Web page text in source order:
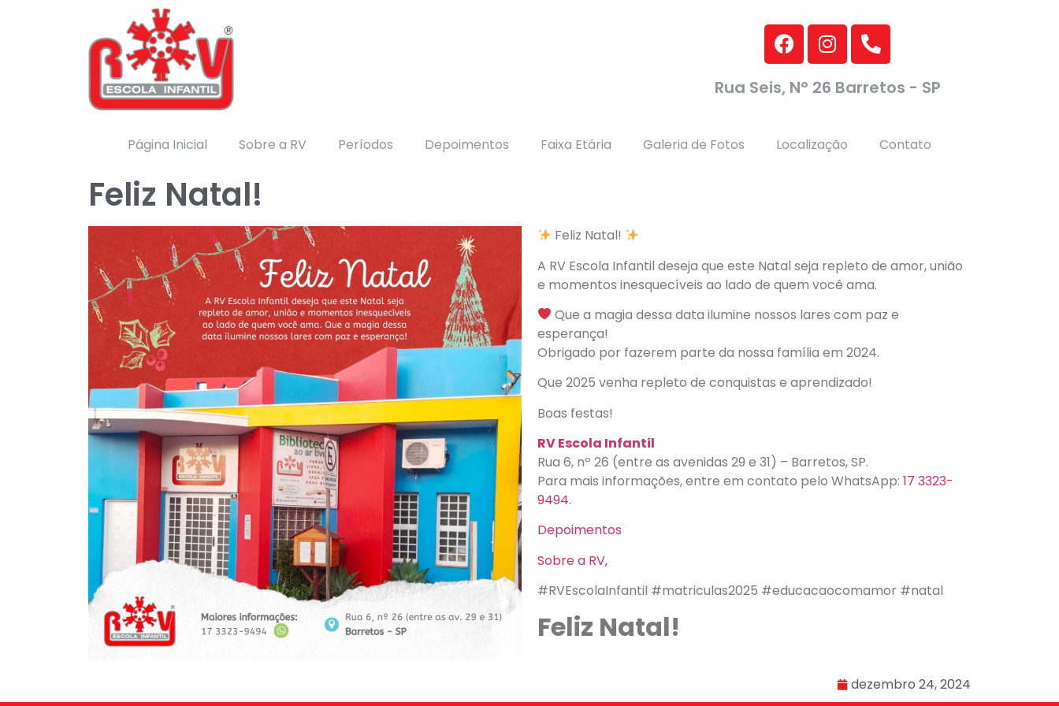
Rua Seis, Nº 26 Barretos - SP
Página Inicial Sobre a RV Períodos Depoimentos Faixa Etária Galeria de Fotos Localização Contato
Feliz Natal!
Feliz Natal!
A RV Escola Infantil deseja que este Natal seja repleto de amor, união
e momentos inesquecíveis ao lado de quem você ama.
Que a magia dessa data ilumine nossos lares com paz e
esperança!
Obrigado por fazerem parte da nossa família em 2024.
Que 2025 venha repleto de conquistas e aprendizado!
Boas festas!
RV Escola Infantil
Rua 6, nº 26 (entre as avenidas 29 e 31) – Barretos, SP.
Para mais informações, entre em contato pelo WhatsApp: 17 3323-
9494.
Depoimentos
Sobre a RV,
#RVEscolaInfantil #matriculas2025 #educacaocomamor #natal
Feliz Natal!
dezembro 24, 2024